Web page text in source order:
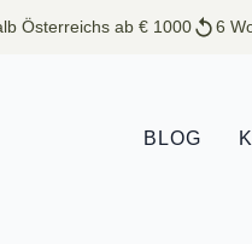
Österreichs ab € 1000 6
BLOG